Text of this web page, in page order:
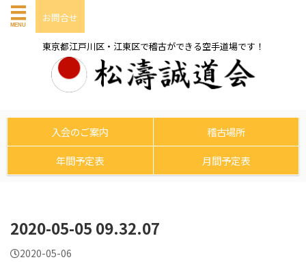
お問合せ
東京都江戸川区・江東区で稽古ができる空手道場です！
入会のご案内
稽古場所
年間予定表
月間予定表
2020-05-05 09.32.07
2020-05-06